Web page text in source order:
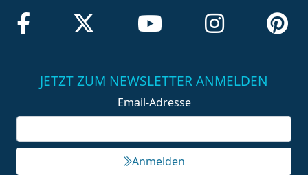
JETZT ZUM NEWSLETTER ANMELDEN
Email-Adresse
Anmelden